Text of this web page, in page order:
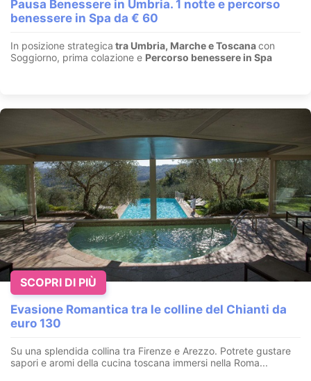
Pausa Benessere in Umbria. 1 notte e percorso
benessere in Spa da € 60
In posizione strategica tra Umbria, Marche e Toscanacon
Soggiorno, prima colazione e Percorso benessere in Spa
Evasione Romantica tra le colline del Chianti da
euro 130
Su una splendida collina tra Firenze e Arezzo. Potrete gustare
sapori e aromi della cucina toscana immersi nella Roma...
SCOPRI DI PIÙ